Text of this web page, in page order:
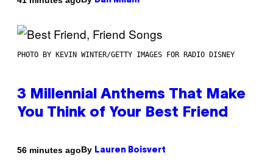
PHOTO BY KEVIN WINTER/GETTY IMAGES FOR RADIO DISNEY
3 Millennial Anthems That Make
You Think of Your Best Friend
56 minutes agoBy Lauren Boisvert